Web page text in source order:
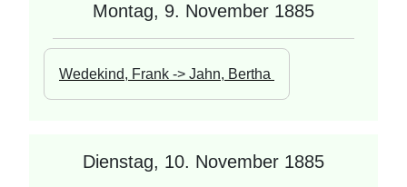
Montag, 9. November 1885
Wedekind, Frank -> Jahn, Bertha
Dienstag, 10. November 1885